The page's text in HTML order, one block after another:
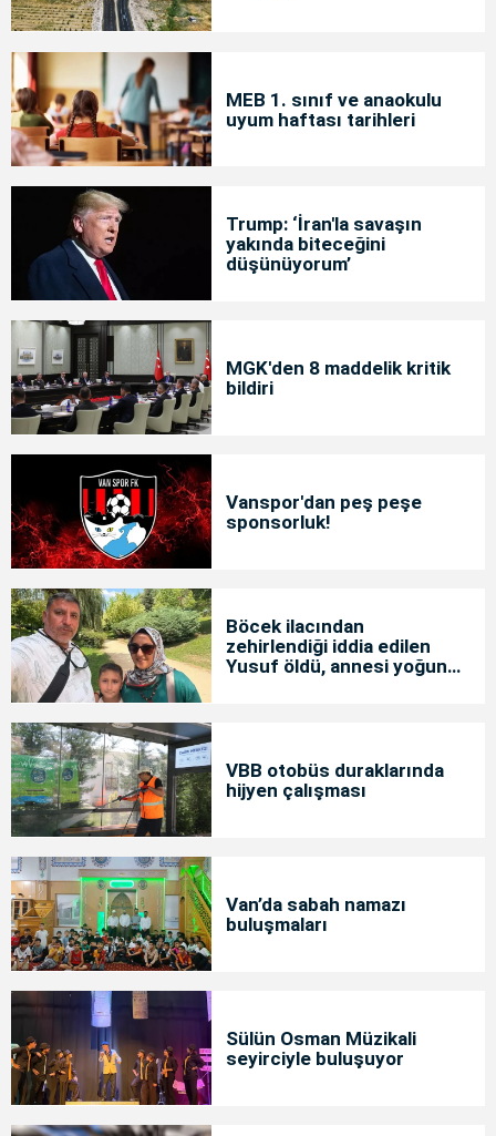
MEB 1. sınıf ve anaokulu
uyum haftası tarihleri
Trump: ‘İran'la savaşın
yakında biteceğini
düşünüyorum’
MGK'den 8 maddelik kritik
bildiri
Vanspor'dan peş peşe
sponsorluk!
Böcek ilacından
zehirlendiği iddia edilen
Yusuf öldü, annesi yoğun
VBB otobüs duraklarında
hijyen çalışması
Van’da sabah namazı
buluşmaları
Sülün Osman Müzikali
seyirciyle buluşuyor